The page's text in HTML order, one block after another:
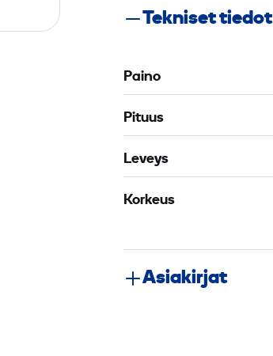
Tekniset tiedot
Paino
Pituus
Leveys
Korkeus
Asiakirjat